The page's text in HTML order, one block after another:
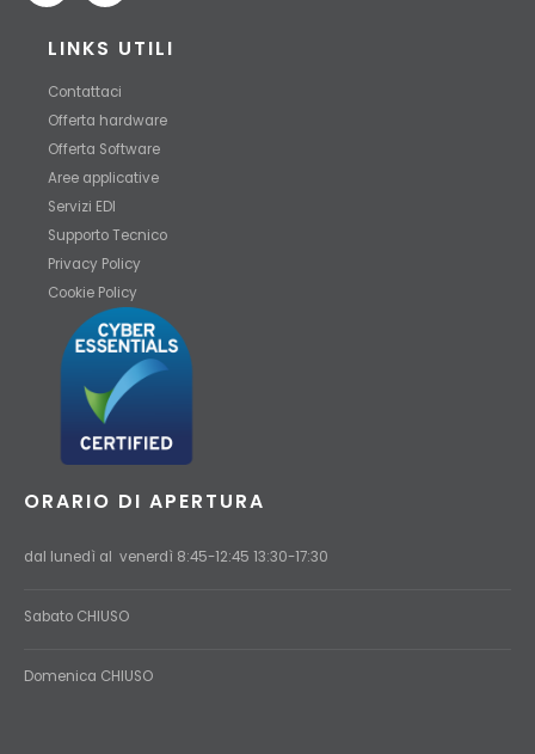
LINKS UTILI
Contattaci
Offerta hardware
Offerta Software
Aree applicative
Servizi EDI
Supporto Tecnico
Privacy Policy
Cookie Policy
ORARIO DI APERTURA
dal lunedì al venerdì 8:45-12:45 13:30-17:30
Sabato CHIUSO
Domenica CHIUSO